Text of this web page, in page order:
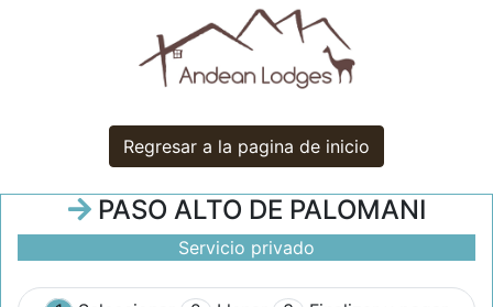
Regresar a la pagina de inicio
PASO ALTO DE PALOMANI
Servicio privado